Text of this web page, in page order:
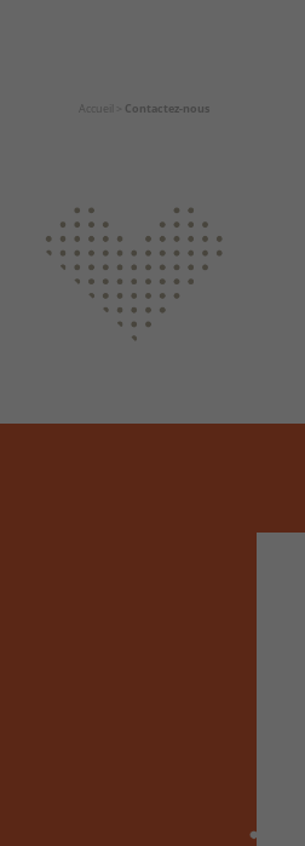
Accueil Contactez-nous